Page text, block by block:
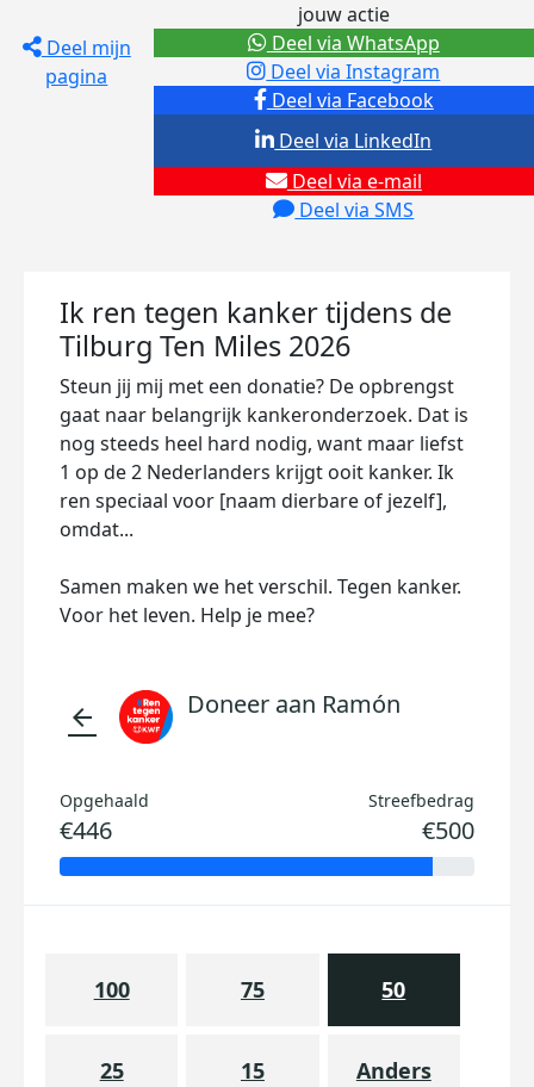
Deel mijn
pagina
jouw actie
Deel via Facebook
Deel via Instagram
Deel via e-mail
Deel via SMS
Deel via LinkedIn
Deel via WhatsApp
Ik ren tegen kanker tijdens de
Tilburg Ten Miles 2026
Steun jij mij met een donatie? De opbrengst
gaat naar belangrijk kankeronderzoek. Dat is
nog steeds heel hard nodig, want maar liefst
1 op de 2 Nederlanders krijgt ooit kanker. Ik
ren speciaal voor [naam dierbare of jezelf],
omdat...
Samen maken we het verschil. Tegen kanker.
Voor het leven. Help je mee?
arrow_back Doneer aan Ramón
Opgehaald
€446
Streefbedrag
€500
100 75 50
25 15 Anders